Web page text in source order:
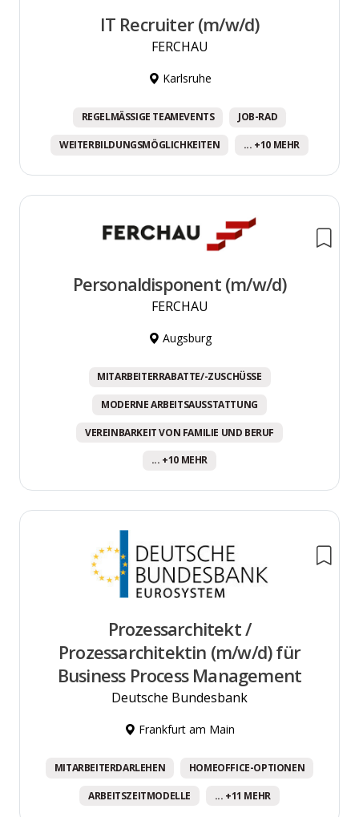
IT Recruiter (m/w/d)
FERCHAU
Karlsruhe
REGELMÄSSIGE TEAMEVENTS JOB-RAD
WEITERBILDUNGSMÖGLICHKEITEN ... +10 MEHR
Personaldisponent (m/w/d)
FERCHAU
Augsburg
MITARBEITERRABATTE/-ZUSCHÜSSE
MODERNE ARBEITSAUSSTATTUNG
VEREINBARKEIT VON FAMILIE UND BERUF
... +10 MEHR
Prozessarchitekt /
Prozessarchitektin (m/w/d) für
Business Process Management
Deutsche Bundesbank
Frankfurt am Main
MITARBEITERDARLEHEN HOMEOFFICE-OPTIONEN
ARBEITSZEITMODELLE ... +11 MEHR